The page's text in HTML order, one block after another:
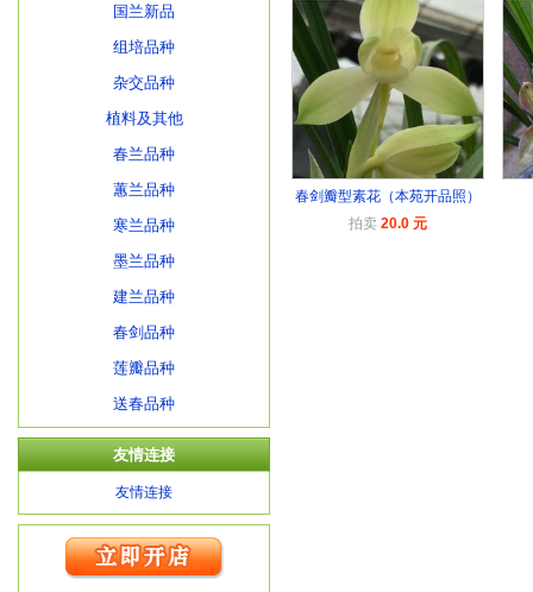
国兰新品
组培品种
杂交品种
植料及其他
春兰品种
蕙兰品种
寒兰品种
墨兰品种
建兰品种
春剑品种
莲瓣品种
送春品种
友情连接
友情连接
春剑瓣型素花（本苑开品照）
拍卖 20.0 元